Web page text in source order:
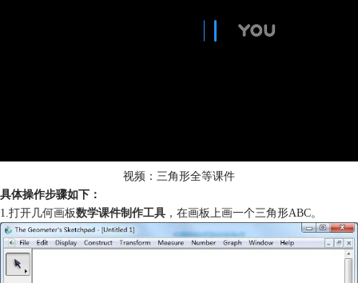
视频：三角形全等课件
具体操作步骤如下：
1.打开几何画板数学课件制作工具 ，在画板上画一个三角形ABC。